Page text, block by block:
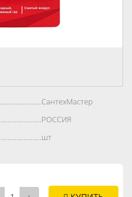
СантехМастер
РОССИЯ
шт